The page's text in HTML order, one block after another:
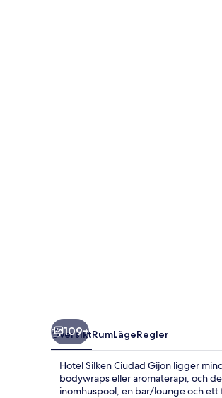
109+
ÖversiktRumLägeRegler
Hotel Silken Ciudad Gijon ligger
bodywraps eller aromaterapi, och
inomhuspool, en bar/lounge och ett